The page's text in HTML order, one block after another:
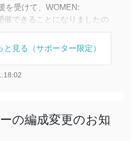
を受けて、WOMEN:
催できることになりましたの
す。
芸の分野にまたがるテーマの
等の文芸活動をされている青
絵さんのお二人をお招きし、
と見る（サポーター限定）
の編成変更のお知